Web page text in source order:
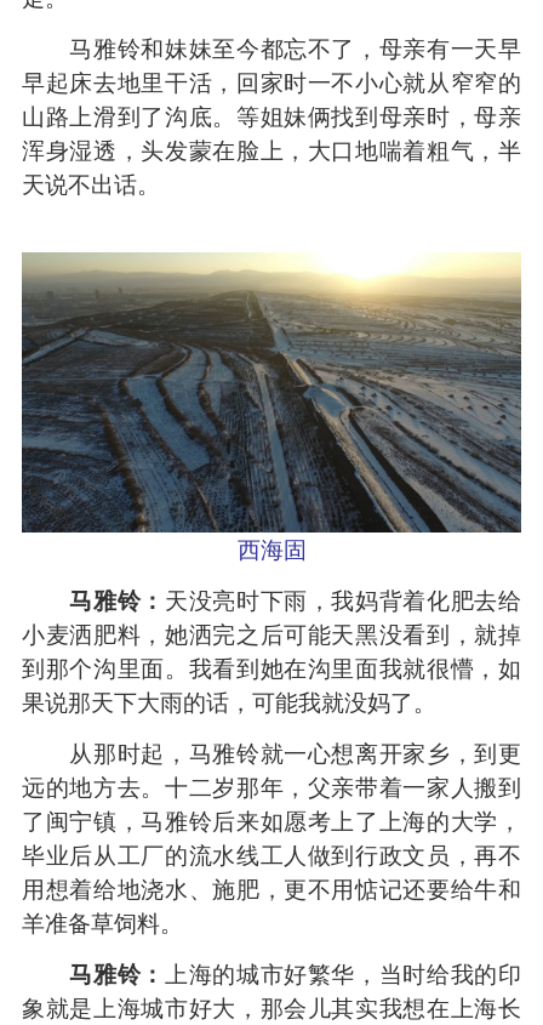
马雅铃和妹妹至今都忘不了，母亲有一天早
早起床去地里干活，回家时一不小心就从窄窄的
山路上滑到了沟底。等姐妹俩找到母亲时，母亲
浑身湿透，头发蒙在脸上，大口地喘着粗气，半
天说不出话。
西海固
马雅铃： 天没亮时下雨，我妈背着化肥去给
小麦洒肥料，她洒完之后可能天黑没看到，就掉
到那个沟里面。我看到她在沟里面我就很懵，如
果说那天下大雨的话，可能我就没妈了。
从那时起，马雅铃就一心想离开家乡，到更
远的地方去。十二岁那年，父亲带着一家人搬到
了闽宁镇，马雅铃后来如愿考上了上海的大学，
毕业后从工厂的流水线工人做到行政文员，再不
用想着给地浇水、施肥，更不用惦记还要给牛和
羊准备草饲料。
马雅铃： 上海的城市好繁华，当时给我的印
象就是上海城市好大，那会儿其实我想在上海长